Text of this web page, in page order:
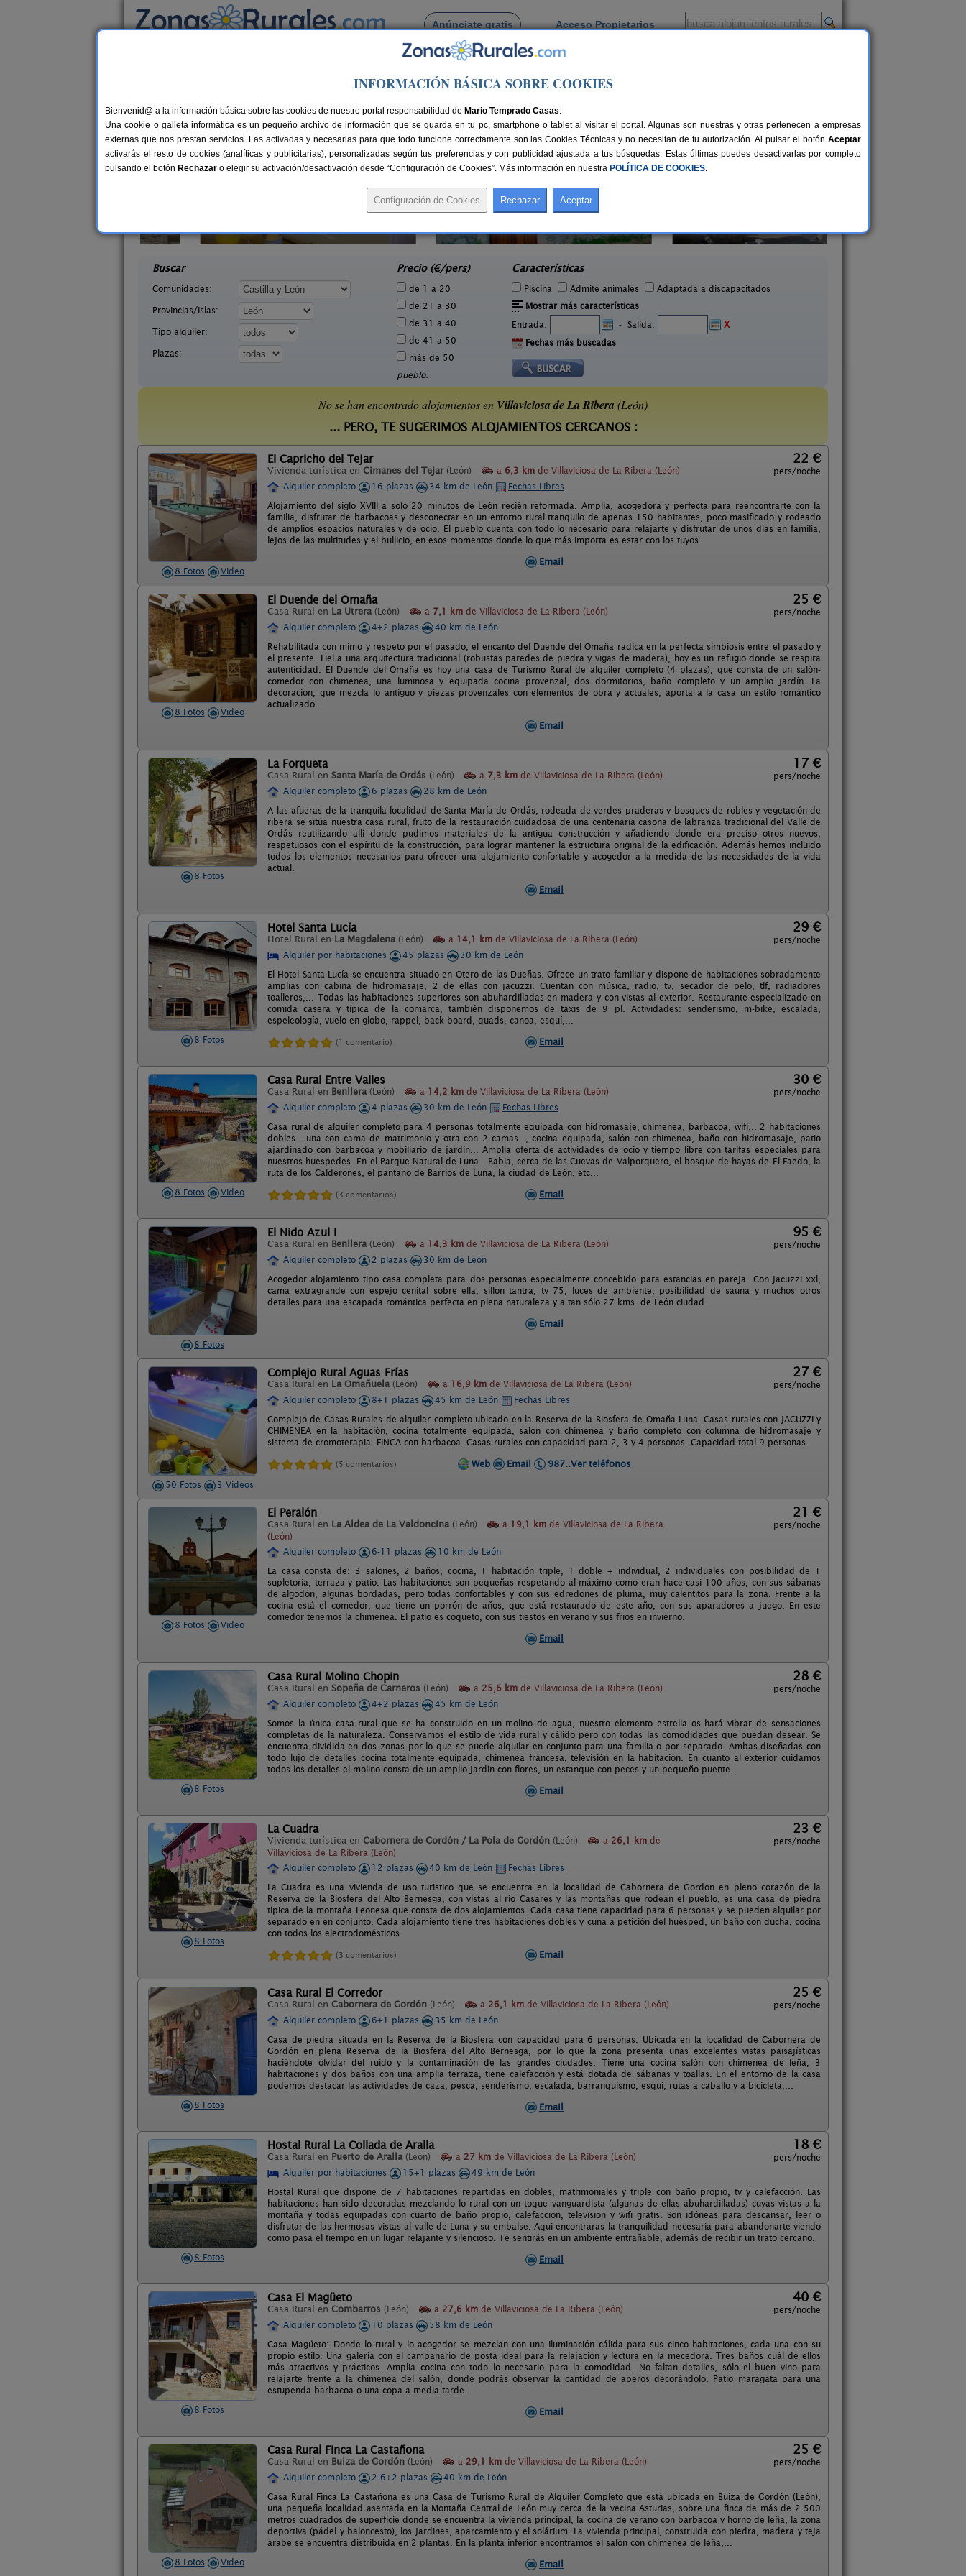
Anúnciate gratis Acceso Propietarios
Busca por pueblo
> Villaviciosa de La Ribera
Casas Rurales cerca de Villaviciosa de La Ribera
36 €
Entre Babia y La Luna
Buscar
Comunidades:
Provincias/Islas:
Tipo alquiler:
Plazas:
Precio (€/pers)
de 1 a 20
de 21 a 30
de 31 a 40
de 41 a 50
más de 50
pueblo:
Características
Piscina Admite animales
Adaptada a discapacitados
Mostrar más características
Entrada:
- Salida:
X
Fechas más buscadas
No se han encontrado alojamientos en Villaviciosa de La Ribera (León)
... PERO, TE SUGERIMOS ALOJAMIENTOS CERCANOS :
8 Fotos Video
El Capricho del Tejar
Vivienda turística en Cimanes del Tejar (León) a 6,3 km de Villaviciosa de La Ribera (León)
22 €
pers/noche
Alquiler completo
16 plazas 34 km de León
Fechas Libres
Alojamiento del siglo XVIII a solo 20 minutos de León recién reformada. Amplia, acogedora y perfecta para reencontrarte con la
familia, disfrutar de barbacoas y desconectar en un entorno rural tranquilo de apenas 150 habitantes, poco masificado y rodeado
de amplios espacios naturales y de ocio. El pueblo cuenta con todo lo necesario para relajarte y disfrutar de unos días en familia,
lejos de las multitudes y el bullicio, en esos momentos donde lo que más importa es estar con los tuyos.
Email
8 Fotos Video
El Duende del Omaña
Casa Rural en La Utrera (León) a 7,1 km de Villaviciosa de La Ribera (León)
25 €
pers/noche
Alquiler completo
4+2 plazas
40 km de León
Rehabilitada con mimo y respeto por el pasado, el encanto del Duende del Omaña radica en la perfecta simbiosis entre el pasado y
el presente. Fiel a una arquitectura tradicional (robustas paredes de piedra y vigas de madera), hoy es un refugio donde se respira
autenticidad. El Duende del Omaña es hoy una casa de Turismo Rural de alquiler completo (4 plazas), que consta de un salón-
comedor con chimenea, una luminosa y equipada cocina provenzal, dos dormitorios, baño completo y un amplio jardín. La
decoración, que mezcla lo antiguo y piezas provenzales con elementos de obra y actuales, aporta a la casa un estilo romántico
actualizado.
Email
8 Fotos
La Forqueta
Casa Rural en Santa María de Ordás (León) a 7,3 km de Villaviciosa de La Ribera (León)
17 €
pers/noche
Alquiler completo
6 plazas
28 km de León
A las afueras de la tranquila localidad de Santa María de Ordás, rodeada de verdes praderas y bosques de robles y vegetación de
ribera se sitúa nuestra casa rural, fruto de la restauración cuidadosa de una centenaria casona de labranza tradicional del Valle de
Ordás reutilizando allí donde pudimos materiales de la antigua construcción y añadiendo donde era preciso otros nuevos,
respetuosos con el espíritu de la construcción, para lograr mantener la estructura original de la edificación. Además hemos incluido
todos los elementos necesarios para ofrecer una alojamiento confortable y acogedor a la medida de las necesidades de la vida
actual.
Email
8 Fotos
Hotel Santa Lucía
Hotel Rural en La Magdalena (León) a 14,1 km de Villaviciosa de La Ribera (León)
29 €
pers/noche
Alquiler por habitaciones
45 plazas
30 km de León
El Hotel Santa Lucía se encuentra situado en Otero de las Dueñas. Ofrece un trato familiar y dispone de habitaciones sobradamente
amplias con cabina de hidromasaje, 2 de ellas con jacuzzi. Cuentan con música, radio, tv, secador de pelo, tlf, radiadores
toalleros,... Todas las habitaciones superiores son abuhardilladas en madera y con vistas al exterior. Restaurante especializado en
comida casera y típica de la comarca, también disponemos de taxis de 9 pl. Actividades: senderismo, m-bike, escalada,
espeleología, vuelo en globo, rappel, back board, quads, canoa, esquí,...
(1 comentario) Email
8 Fotos Video
Casa Rural Entre Valles
Casa Rural en Benllera (León) a 14,2 km de Villaviciosa de La Ribera (León)
30 €
pers/noche
Alquiler completo
4 plazas 30 km de León
Fechas Libres
Casa rural de alquiler completo para 4 personas totalmente equipada con hidromasaje, chimenea, barbacoa, wifi... 2 habitaciones
dobles - una con cama de matrimonio y otra con 2 camas -, cocina equipada, salón con chimenea, baño con hidromasaje, patio
ajardinado con barbacoa y mobiliario de jardin... Amplia oferta de actividades de ocio y tiempo libre con tarifas especiales para
nuestros huespedes. En el Parque Natural de Luna - Babia, cerca de las Cuevas de Valporquero, el bosque de hayas de El Faedo, la
ruta de los Calderones, el pantano de Barrios de Luna, la ciudad de León, etc...
(3 comentarios) Email
8 Fotos
El Nido Azul I
Casa Rural en Benllera (León) a 14,3 km de Villaviciosa de La Ribera (León)
95 €
pers/noche
Alquiler completo
2 plazas
30 km de León
Acogedor alojamiento tipo casa completa para dos personas especialmente concebido para estancias en pareja. Con jacuzzi xxl,
cama extragrande con espejo cenital sobre ella, sillón tantra, tv 75, luces de ambiente, posibilidad de sauna y muchos otros
detalles para una escapada romántica perfecta en plena naturaleza y a tan sólo 27 kms. de León ciudad.
Email
50 Fotos 3 Videos
Complejo Rural Aguas Frías
Casa Rural en La Omañuela (León) a 16,9 km de Villaviciosa de La Ribera (León)
27 €
pers/noche
Alquiler completo
8+1 plazas 45 km de León
Fechas Libres
Complejo de Casas Rurales de alquiler completo ubicado en la Reserva de la Biosfera de Omaña-Luna. Casas rurales con JACUZZI y
CHIMENEA en la habitación, cocina totalmente equipada, salón con chimenea y baño completo con columna de hidromasaje y
sistema de cromoterapia. FINCA con barbacoa. Casas rurales con capacidad para 2, 3 y 4 personas. Capacidad total 9 personas.
(5 comentarios) Web Email 987..Ver teléfonos
8 Fotos Video
El Peralón
Casa Rural en La Aldea de La Valdoncina (León) a 19,1 km de Villaviciosa de La Ribera
(León)
21 €
pers/noche
Alquiler completo 6-11 plazas
10 km de León
La casa consta de: 3 salones, 2 baños, cocina, 1 habitación triple, 1 doble + individual, 2 individuales con posibilidad de 1
supletoria, terraza y patio. Las habitaciones son pequeñas respetando al máximo como eran hace casi 100 años, con sus sábanas
de algodón, algunas bordadas, pero todas confortables y con sus edredones de pluma, muy calentitos para la zona. Frente a la
cocina está el comedor, que tiene un porrón de años, que está restaurado de este año, con sus aparadores a juego. En este
comedor tenemos la chimenea. El patio es coqueto, con sus tiestos en verano y sus frios en invierno.
Email
8 Fotos
Casa Rural Molino Chopin
Casa Rural en Sopeña de Carneros (León) a 25,6 km de Villaviciosa de La Ribera (León)
28 €
pers/noche
Alquiler completo
4+2 plazas
45 km de León
Somos la única casa rural que se ha construido en un molino de agua, nuestro elemento estrella os hará vibrar de sensaciones
completas de la naturaleza. Conservamos el estilo de vida rural y cálido pero con todas las comodidades que puedan desear. Se
encuentra dividida en dos zonas por lo que se puede alquilar en conjunto para una familia o por separado. Ambas diseñadas con
todo lujo de detalles cocina totalmente equipada, chimenea fráncesa, televisión en la habitación. En cuanto al exterior cuidamos
todos los detalles el molino consta de un amplio jardín con flores, un estanque con peces y un pequeño puente.
Email
8 Fotos
La Cuadra
Vivienda turística en Cabornera de Gordón / La Pola de Gordón (León) a 26,1 km de
Villaviciosa de La Ribera (León)
23 €
pers/noche
Alquiler completo 12 plazas 40 km de León
Fechas Libres
La Cuadra es una vivienda de uso turistico que se encuentra en la localidad de Cabornera de Gordon en pleno corazón de la
Reserva de la Biosfera del Alto Bernesga, con vistas al río Casares y las montañas que rodean el pueblo, es una casa de piedra
típica de la montaña Leonesa que consta de dos alojamientos. Cada casa tiene capacidad para 6 personas y se pueden alquilar por
separado en en conjunto. Cada alojamiento tiene tres habitaciones dobles y cuna a petición del huésped, un baño con ducha, cocina
con todos los electrodomésticos.
(3 comentarios) Email
8 Fotos
Casa Rural El Corredor
Casa Rural en Cabornera de Gordón (León) a 26,1 km de Villaviciosa de La Ribera (León)
25 €
pers/noche
Alquiler completo
6+1 plazas
35 km de León
Casa de piedra situada en la Reserva de la Biosfera con capacidad para 6 personas. Ubicada en la localidad de Cabornera de
Gordón en plena Reserva de la Biosfera del Alto Bernesga, por lo que la zona presenta unas excelentes vistas paisajísticas
haciéndote olvidar del ruido y la contaminación de las grandes ciudades. Tiene una cocina salón con chimenea de leña, 3
habitaciones y dos baños con una amplia terraza, tiene calefacción y está dotada de sábanas y toallas. En el entorno de la casa
podemos destacar las actividades de caza, pesca, senderismo, escalada, barranquismo, esquí, rutas a caballo y a bicicleta,...
Email
8 Fotos
Hostal Rural La Collada de Aralla
Casa Rural en Puerto de Aralla (León) a 27 km de Villaviciosa de La Ribera (León)
18 €
pers/noche
Alquiler por habitaciones
15+1 plazas
49 km de León
Hostal Rural que dispone de 7 habitaciones repartidas en dobles, matrimoniales y triple con baño propio, tv y calefacción. Las
habitaciones han sido decoradas mezclando lo rural con un toque vanguardista (algunas de ellas abuhardilladas) cuyas vistas a la
montaña y todas equipadas con cuarto de baño propio, calefaccion, television y wifi gratis. Son idóneas para descansar, leer o
disfrutar de las hermosas vistas al valle de Luna y su embalse. Aqui encontraras la tranquilidad necesaria para abandonarte viendo
como pasa el tiempo en un lugar relajante y silencioso. Te sentirás en un ambiente entrañable, además de recibir un trato cercano.
Email
8 Fotos
Casa El Magüeto
Casa Rural en Combarros (León) a 27,6 km de Villaviciosa de La Ribera (León)
40 €
pers/noche
Alquiler completo
10 plazas
58 km de León
Casa Magüeto: Donde lo rural y lo acogedor se mezclan con una iluminación cálida para sus cinco habitaciones, cada una con su
propio estilo. Una galería con el campanario de posta ideal para la relajación y lectura en la mecedora. Tres baños cuál de ellos
más atractivos y prácticos. Amplia cocina con todo lo necesario para la comodidad. No faltan detalles, sólo el buen vino para
relajarte frente a la chimenea del salón, donde podrás observar la cantidad de aperos decorándolo. Patio maragata para una
estupenda barbacoa o una copa a media tarde.
Email
8 Fotos Video
Casa Rural Finca La Castañona
Casa Rural en Buiza de Gordón (León) a 29,1 km de Villaviciosa de La Ribera (León)
25 €
pers/noche
Alquiler completo
2-6+2 plazas
40 km de León
Casa Rural Finca La Castañona es una Casa de Turismo Rural de Alquiler Completo que está ubicada en Buiza de Gordón (León),
una pequeña localidad asentada en la Montaña Central de León muy cerca de la vecina Asturias, sobre una finca de más de 2.500
metros cuadrados de superficie donde se encuentra la vivienda principal, la cocina de verano con barbacoa y horno de leña, la zona
deportiva (pádel y baloncesto), los jardines, aparcamiento y el solárium. La vivienda principal, construida con piedra, madera y teja
árabe se encuentra distribuida en 2 plantas. En la planta inferior encontramos el salón con chimenea de leña,...
Email
INFORMACIÓN BÁSICA SOBRE COOKIES
Bienvenid@ a la información básica sobre las cookies de nuestro portal responsabilidad de Mario Temprado Casas.
Una cookie o galleta informática es un pequeño archivo de información que se guarda en tu pc, smartphone o tablet al visitar el portal. Algunas son nuestras y otras pertenecen a empresas
externas que nos prestan servicios. Las activadas y necesarias para que todo funcione correctamente son las Cookies Técnicas y no necesitan de tu autorización. Al pulsar el botón Aceptar
activarás el resto de cookies (analíticas y publicitarias), personalizadas según tus preferencias y con publicidad ajustada a tus búsquedas. Estas últimas puedes desactivarlas por completo
pulsando el botón Rechazar o elegir su activación/desactivación desde “Configuración de Cookies”. Más información en nuestra POLÍTICA DE COOKIES.